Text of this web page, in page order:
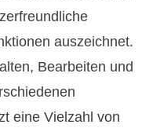
auszeichnet.
Bearbeiten und
eine Vielzahl von